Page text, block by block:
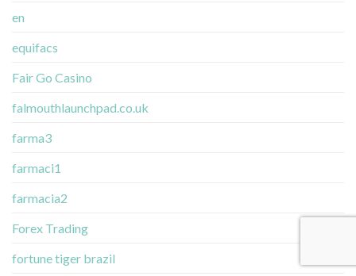
en
equifacs
Fair Go Casino
falmouthlaunchpad.co.uk
farma3
farmaci1
farmacia2
Forex Trading
fortune tiger brazil